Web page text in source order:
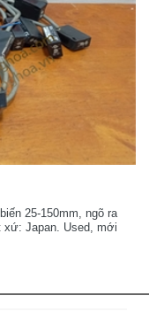
25-150mm, ngõ ra
xứ: Japan. Used, mới